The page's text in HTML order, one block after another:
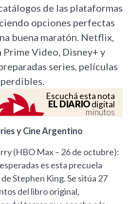
de las plataformas
opciones perfectas
buena maratón. Netflix,
Prime Video, Disney+ y
series, películas
Escuchá esta nota
EL DIARIOdigital
minutos
y Cine Argentino
(HBO Max – 26 de octubre):
es esta precuela
Stephen King. Se sitúa 27
del libro original,